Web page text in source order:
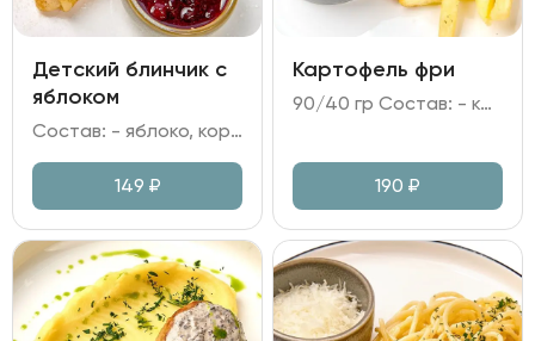
Детский блинчик с
яблоком
Состав: - яблоко, корица; - мука, яйцо куриное, молоко; - брусничное варенье; - сахарная пудра, мята.
149 ₽
Картофель фри
90/40 гр Состав: - картофель фри; - кетчуп, соль.
190 ₽